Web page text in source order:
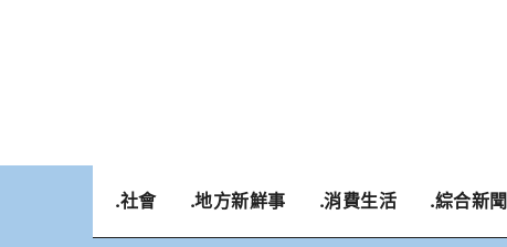
.社會 .地方新鮮事 .消費生活 .綜合新聞